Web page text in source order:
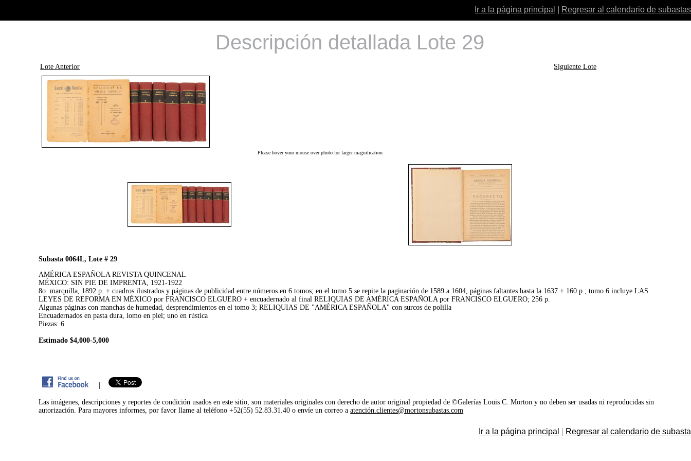
Ir a la página principal Regresar al calendario de subastas
Descripción detallada Lote 29
Lote Anterior Siguiente Lote
Please hover your mouse over photo for larger magnification
Subasta 0064L, Lote # 29
AMÉRICA ESPAÑOLA REVISTA QUINCENAL
MÉXICO: SIN PIE DE IMPRENTA, 1921-1922
8o. marquilla, 1892 p. + cuadros ilustrados y páginas de publicidad entre números en 6 tomos; en el tomo 5 se repite la paginación de 1589 a 1604, páginas faltantes hasta la 1637 + 160 p.; tomo 6 incluye LAS
LEYES DE REFORMA EN MÉXICO por FRANCISCO ELGUERO + encuadernado al final RELIQUIAS DE AMÉRICA ESPAÑOLA por FRANCISCO ELGUERO; 256 p.
Algunas páginas con manchas de humedad, desprendimientos en el tomo 3; RELIQUIAS DE "AMÉRICA ESPAÑOLA" con surcos de polilla
Encuadernados en pasta dura, lomo en piel; uno en rústica
Piezas: 6
Estimado $4,000-5,000
|
Las imágenes, descripciones y reportes de condición usados en este sitio, son materiales originales con derecho de autor original propiedad de ©Galerías Louis C. Morton y no deben ser usadas ni reproducidas sin
autorización. Para mayores informes, por favor llame al teléfono +52(55) 52.83.31.40 o envíe un correo aatención.clientes@mortonsubastas.com
Ir a la página principal Regresar al calendario de